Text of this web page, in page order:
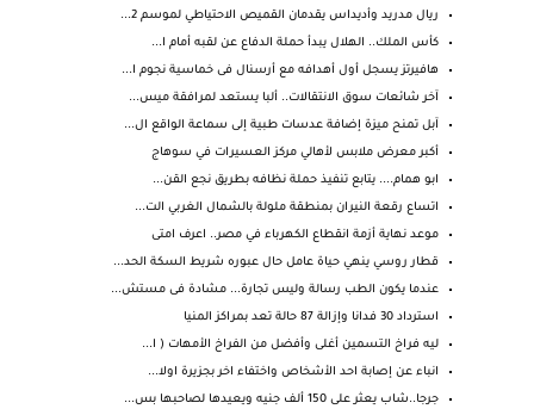
ريال مدريد وأديداس يقدمان القميص الاحتياطي لموسم 2...
كأس الملك.. الهلال يبدأ حملة الدفاع عن لقبه أمام ا...
هافيرتز يسجل أول أهدافه مع أرسنال فى خماسية نجوم ا...
آخر شائعات سوق الانتقالات.. ألبا يستعد لمرافقة ميس...
آبل تمنح ميزة إضافة عدسات طبية إلى سماعة الواقع ال...
أكبر معرض ملابس لأهالي مركز العسيرات في سوهاج
ابو همام.... يتابع تنفيذ حملة نظافه بطريق نجع القن...
اتساع رقعة النيران بمنطقة ملولة بالشمال الغربي الت...
موعد نهاية أزمة انقطاع الكهرباء في مصر.. اعرف امتى
قطار روسي ينهي حياة عامل حال عبوره شريط السكة الحد...
عندما يكون الطب رسالة وليس تجارة... مشادة فى مستش...
استرداد 30 فدانا وإزالة 87 حالة تعد بمراكز المنيا
ليه فراخ التسمين أغلى وأفضل من الفراخ الأمهات ( ا...
انباء عن إصابة احد الأشخاص واختفاء اخر بجزيرة اولا...
جرجا..شاب يعثر على 150 ألف جنيه ويعيدها لصاحبها بس...